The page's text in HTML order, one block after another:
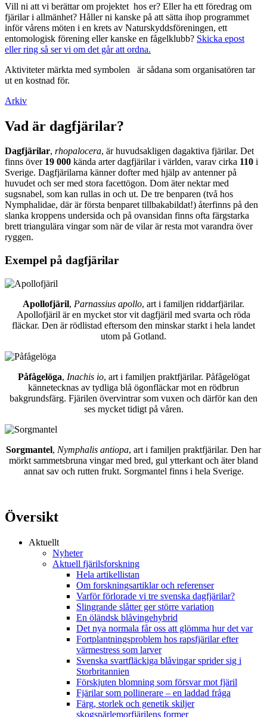
Vill ni att vi berättar om projektet hos er? Eller ha ett föredrag om
fjärilar i allmänhet? Håller ni kanske på att sätta ihop programmet
inför vårens möten i en krets av Naturskyddsföreningen, ett
entomologisk förening eller kanske en fågelklubb? Skicka epost
eller ring så ser vi om det går att ordna.
Aktiviteter märkta med symbolen
är sådana som organisatören tar
ut en kostnad för.
Arkiv
Vad är dagfjärilar?
Dagfjärilar, rhopalocera, är huvudsakligen dagaktiva fjärilar. Det
finns över 19 000 kända arter dagfjärilar i världen, varav cirka 110 i
Sverige. Dagfjärilarna känner dofter med hjälp av antenner på
huvudet och ser med stora facettögon. Dom äter nektar med
sugsnabel, som kan rullas in och ut. De tre benparen (två hos
Nymphalidae, där är första benparet tillbakabildat!) återfinns på den
slanka kroppens undersida och på ovansidan finns ofta färgstarka
brett triangulära vingar som när de vilar är resta mot varandra över
ryggen.
Exempel på dagfjärilar
Apollofjäril, Parnassius apollo, art i familjen riddarfjärilar.
Apollofjäril är en mycket stor vit dagfjäril med svarta och röda
fläckar. Den är rödlistad eftersom den minskar starkt i hela landet
utom på Gotland.
Påfågelöga, Inachis io, art i familjen praktfjärilar. Påfågelögat
kännetecknas av tydliga blå ögonfläckar mot en rödbrun
bakgrundsfärg. Fjärilen övervintrar som vuxen och därför kan den
ses mycket tidigt på våren.
Sorgmantel, Nymphalis antiopa, art i familjen praktfjärilar. Den har
mörkt sammetsbruna vingar med bred, gul ytterkant och äter bland
annat sav och rutten frukt. Sorgmantel finns i hela Sverige.
Översikt
Aktuellt
Nyheter
Aktuell fjärilsforskning
Hela artikellistan
Om forskningsartiklar och referenser
Varför förlorade vi tre svenska dagfjärilar?
Slingrande slåtter ger större variation
En öländsk blåvingehybrid
Det nya normala får oss att glömma hur det var
Fortplantningsproblem hos rapsfjärilar efter
värmestress som larver
Svenska svartfläckiga blåvingar sprider sig i
Storbritannien
Förskjuten blomning som försvar mot fjäril
Fjärilar som pollinerare – en laddad fråga
Färg, storlek och genetik skiljer
skogspärlemorfjärilens former